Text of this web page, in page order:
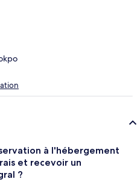
à l'hébergement
et recevoir un
?